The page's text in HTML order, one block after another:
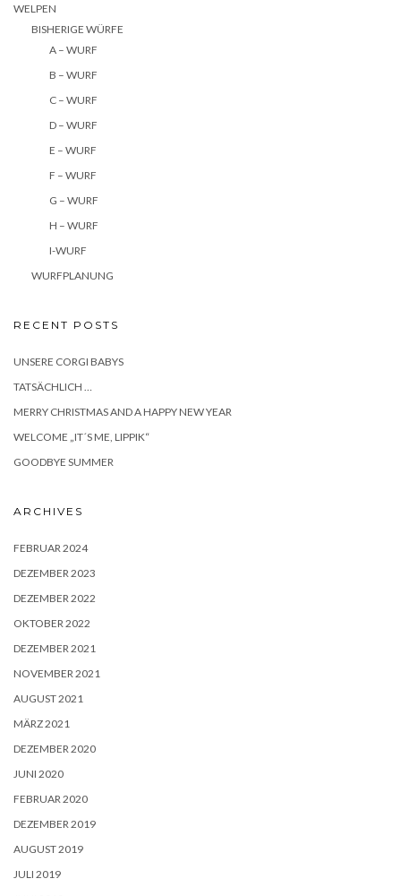
WELPEN
BISHERIGE WÜRFE
A – WURF
B – WURF
C – WURF
D – WURF
E – WURF
F – WURF
G – WURF
H – WURF
I-WURF
WURFPLANUNG
RECENT POSTS
UNSERE CORGI BABYS
TATSÄCHLICH …
MERRY CHRISTMAS AND A HAPPY NEW YEAR
WELCOME „IT´S ME, LIPPIK“
GOODBYE SUMMER
ARCHIVES
FEBRUAR 2024
DEZEMBER 2023
DEZEMBER 2022
OKTOBER 2022
DEZEMBER 2021
NOVEMBER 2021
AUGUST 2021
MÄRZ 2021
DEZEMBER 2020
JUNI 2020
FEBRUAR 2020
DEZEMBER 2019
AUGUST 2019
JULI 2019